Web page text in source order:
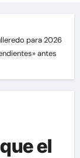
para 2026
antes
el